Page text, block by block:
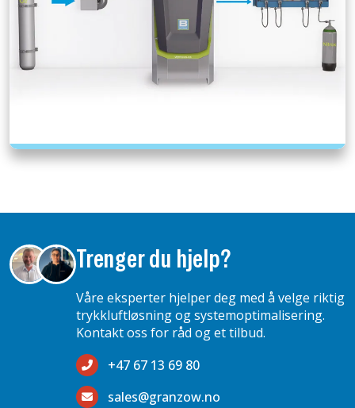
Trenger du hjelp?
Våre eksperter hjelper deg med å velge riktig
trykkluftløsning og systemoptimalisering.
Kontakt oss for råd og et tilbud.
+47 67 13 69 80
sales@granzow.no